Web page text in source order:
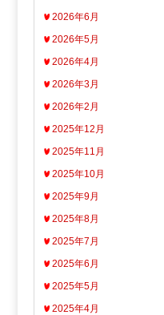
2026年6月
2026年5月
2026年4月
2026年3月
2026年2月
2025年12月
2025年11月
2025年10月
2025年9月
2025年8月
2025年7月
2025年6月
2025年5月
2025年4月